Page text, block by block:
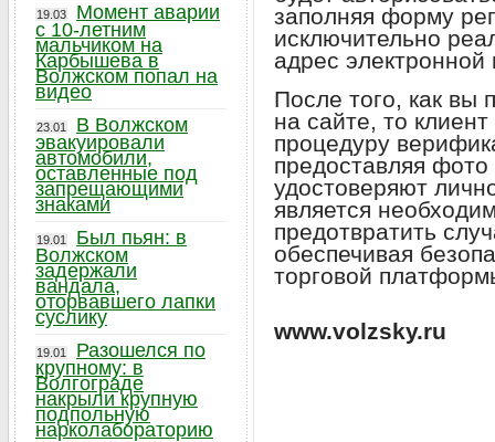
заполняя форму
исключительно
адрес электронной
После того, как вы
на сайте, то
процедуру
предоставляя
удостоверяют
является
предотвратить
обеспечивая
торговой
www.volzsky.ru
19.03
Момент аварии
с 10-летним
мальчиком на
Карбышева в
Волжском попал на
видео
23.01
В Волжском
эвакуировали
автомобили,
оставленные под
запрещающими
знаками
19.01
Был пьян: в
Волжском
задержали
вандала,
оторвавшего лапки
суслику
19.01
Разошелся по
крупному: в
Волгограде
накрыли крупную
подпольную
нарколабораторию